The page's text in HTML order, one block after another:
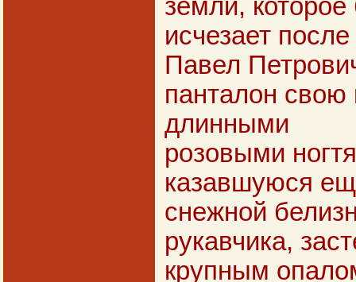
земли,
исчезает
Павел
панталон свою
длинными
розовыми
казавшуюся
снежной
рукавчика,
крупным